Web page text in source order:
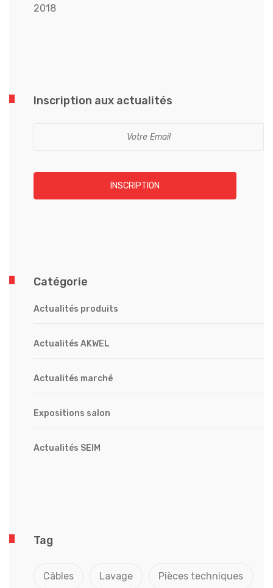
2018
Inscription aux actualités
INSCRIPTION
Catégorie
Actualités produits
Actualités AKWEL
Actualités marché
Expositions salon
Actualités SEIM
Tag
Câbles Lavage Pièces techniques